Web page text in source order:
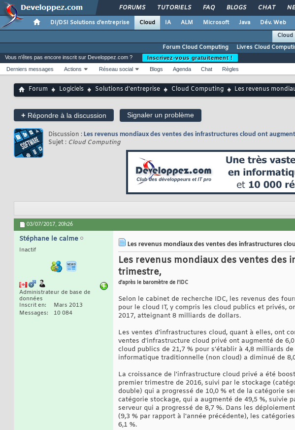
FORUMS TUTORIELS FAQ BLOGS CHAT
DI/DSI Solutions d'entreprise Cloud IA ALM Microsoft Java Dév. Web
Cloud
Forum Cloud Computing
Livres Cloud
Vous n'êtes pas encore inscrit sur Developpez.com ?
Inscrivez-vous gratuitement !
Derniers messages
Actions Réseau social Blogs Agenda Chat Règles
Forum Logiciels Solutions d'entreprise Cloud Computing Les revenus
+ Répondre à la discussion Signaler un problème
Discussion : Les revenus mondiaux des ventes des infrastructures cloud ont
Sujet : Cloud Computing
03/07/2017, 20h26
Stéphane le calme
Inactif
Administrateur de base de
données
Inscrit en
Mars 2013
Messages
10 084
Les revenus mondiaux des ventes des infrastructures
Les revenus mondiaux des ventes
trimestre,
d'après le baromètre de l'IDC
Selon le cabinet de recherche IDC, les revenus des
pour le cloud IT, y compris les cloud ​​publics et privés,
2017, atteignant 8 milliards de dollars.
Les ventes d’infrastructures cloud, quant à elles, ont
ventes d'infrastructure cloud privé ont augmenté de
cloud ​​publics de 21,7 % pour s’établir à 4,8 milliards
informatique traditionnelle (non cloud) a diminué de
La croissance de l'infrastructure cloud privé a été
premier trimestre de 2016, suivi par le stockage
double) qui a progressé de 10,0 % et de la catégorie
catégorie stockage, qui a augmenté de 49,5 %, suivie
serveur qui a progressé de 8,7 %. Dans les
(9,3 % par rapport à l'année précédente), les
6,1 %.